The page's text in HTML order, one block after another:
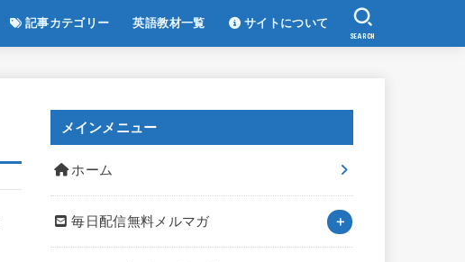
記事カテゴリー 英語教材一覧 サイトについて
SEARCH
メインメニュー
ホーム
毎日配信無料メルマガ